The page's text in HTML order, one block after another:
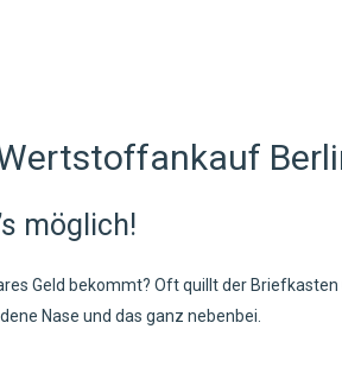
möglich!
Geld bekommt? Oft quillt der
Nase und das ganz nebenbei.